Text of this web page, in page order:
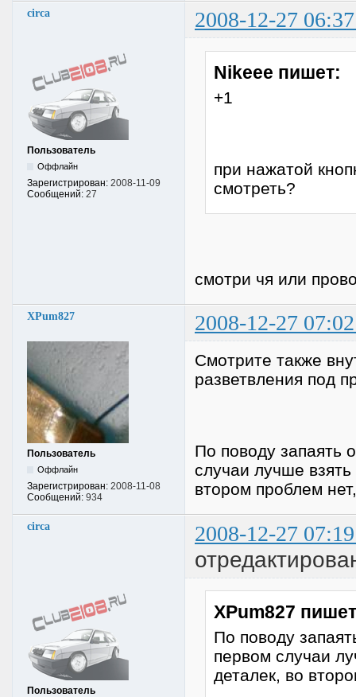
circa 2008-12-27
Пользователь
Оффлайн
Зарегистрирован: 2008-11-09
Сообщений: 27
Nikeee пишет:
+1
при нажатой
смотреть?
смотри чя или
XPum827 2008-12-27
Пользователь
Оффлайн
Зарегистрирован: 2008-11-08
Сообщений: 934
Смотрите также
разветвления под
По поводу запаять
случаи лучше
втором проблем
circa 2008-12-27
Пользователь
XPum827
По поводу
первом случаи
деталек, во